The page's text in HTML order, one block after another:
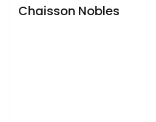
Chaisson Nobles